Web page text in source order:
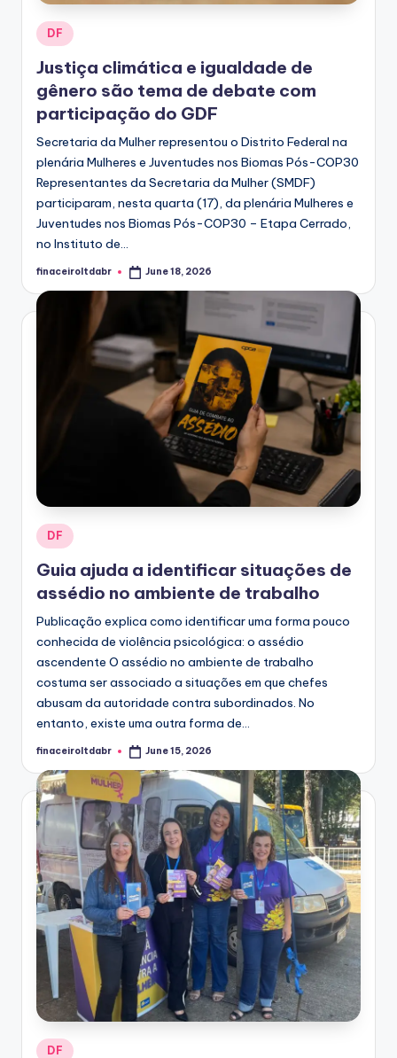
Posted
in
DF
Justiça climática e igualdade de
gênero são tema de debate com
participação do GDF
Secretaria da Mulher representou o Distrito Federal na
plenária Mulheres e Juventudes nos Biomas Pós-COP30
Representantes da Secretaria da Mulher (SMDF)
participaram, nesta quarta (17), da plenária Mulheres e
Juventudes nos Biomas Pós-COP30 – Etapa Cerrado,
no Instituto de...
Posted
finaceiroltdabr June 18, 2026
Posted
in
DF
Guia ajuda a identificar situações de
assédio no ambiente de trabalho
Publicação explica como identificar uma forma pouco
conhecida de violência psicológica: o assédio
ascendente O assédio no ambiente de trabalho
costuma ser associado a situações em que chefes
abusam da autoridade contra subordinados. No
entanto, existe uma outra forma de...
Posted
finaceiroltdabr June 15, 2026
Posted
DF